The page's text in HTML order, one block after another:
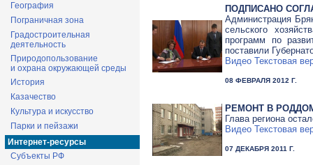
География
Пограничная зона
Градостроительная
деятельность
Природопользование
и охрана окружающей среды
История
Казачество
Культура и искусство
Парки и пейзажи
Интернет-ресурсы
Субъекты РФ
ПОДПИСАНО
Администрация
сельского
программ по
поставили
Видео Текстовая
08 ФЕВРАЛЯ 2012 Г.
РЕМОНТ В
Глава региона
Видео Текстовая
07 ДЕКАБРЯ 2011 Г.